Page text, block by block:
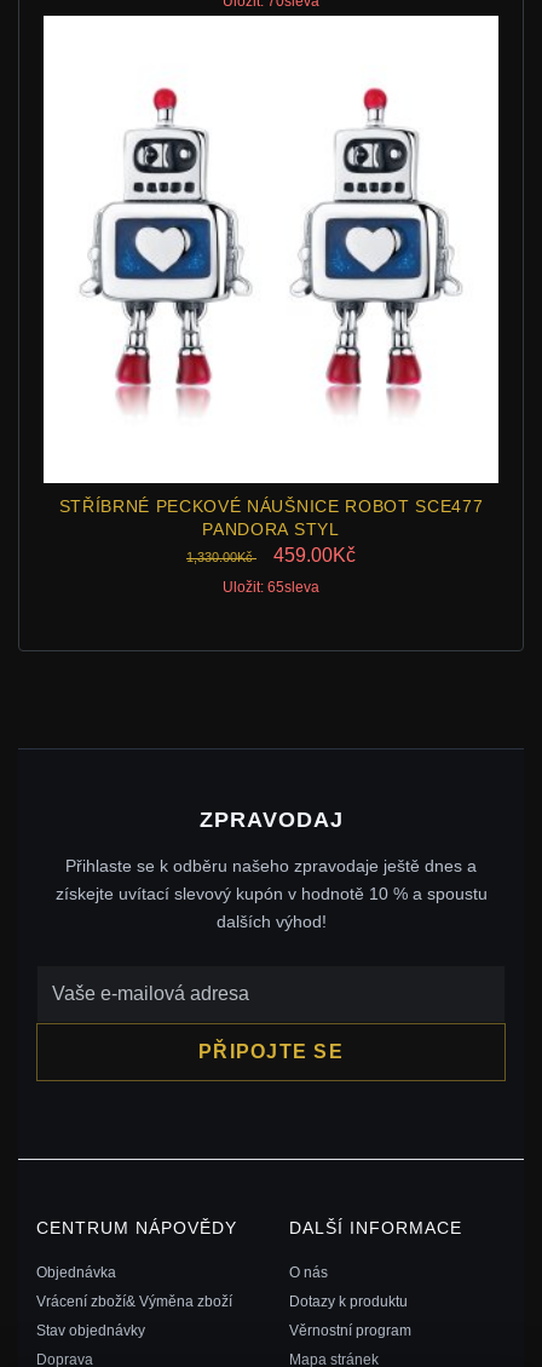
STŘÍBRNÉ PECKOVÉ NÁUŠNICE ROBOT SCE477
PANDORA STYL
1,330.00Kč 459.00Kč
Uložit: 65sleva
ZPRAVODAJ
Přihlaste se k odběru našeho zpravodaje ještě dnes a
získejte uvítací slevový kupón v hodnotě 10 % a spoustu
dalších výhod!
PŘIPOJTE SE
CENTRUM NÁPOVĚDY
Objednávka
Vrácení zboží& Výměna zboží
Stav objednávky
Doprava
DALŠÍ INFORMACE
O nás
Dotazy k produktu
Věrnostní program
Mapa stránek